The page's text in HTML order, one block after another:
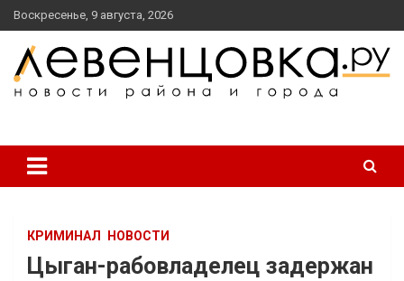
перейти
к
содержанию
Воскресенье, 9 августа, 2026
КРИМИНАЛ НОВОСТИ
Цыган-рабовладелец задержан